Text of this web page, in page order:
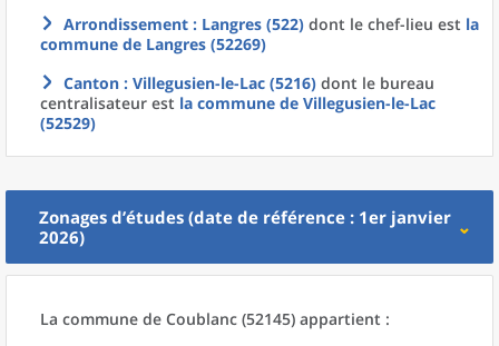
Arrondissement : Langres (522) dont le chef-lieu est la
commune de Langres (52269)
Canton : Villegusien-le-Lac (5216) dont le bureau
centralisateur est la commune de Villegusien-le-Lac
(52529)
Zonages d’études (date de référence : 1er janvier
2026)
La commune de Coublanc (52145) appartient :